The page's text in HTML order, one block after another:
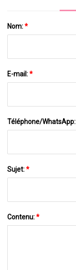
Nom:*
E-mail:*
Téléphone/WhatsApp:
Sujet:*
Contenu:*